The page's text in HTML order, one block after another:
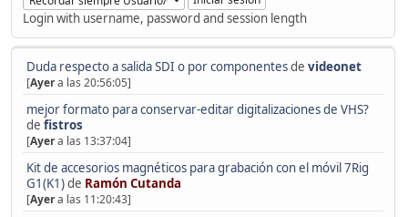
Login with username, password and session length
Duda respecto a salida SDI o por componentesde videonet
[Ayera las 20:56:05]
mejor formato para conservar-editar digitalizaciones de VHS?
de fistros
[Ayera las 13:37:04]
Kit de accesorios magnéticos para grabación con el móvil 7Rig
G1(K1)de Ramón Cutanda
[Ayera las 11:20:43]